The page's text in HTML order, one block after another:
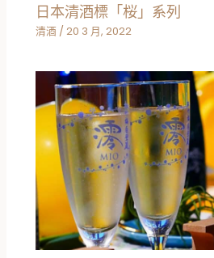
日本清酒標「桜」系列
清酒 /20 3 月, 2022